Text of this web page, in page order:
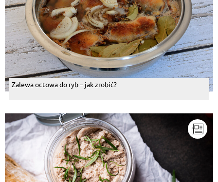
Zalewa octowa do ryb – jak zrobić?